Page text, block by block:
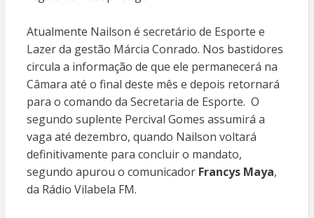
Atualmente Nailson é secretário de Esporte e
Lazer da gestão Márcia Conrado. Nos bastidores
circula a informação de que ele permanecerá na
Câmara até o final deste mês e depois retornará
para o comando da Secretaria de Esporte. O
segundo suplente Percival Gomes assumirá a
vaga até dezembro, quando Nailson voltará
definitivamente para concluir o mandato,
segundo apurou o comunicador Francys Maya,
da Rádio Vilabela FM.